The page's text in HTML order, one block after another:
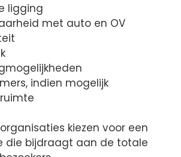
ligging
met auto en OV
indien mogelijk
kiezen voor een
die bijdraagt aan de totale